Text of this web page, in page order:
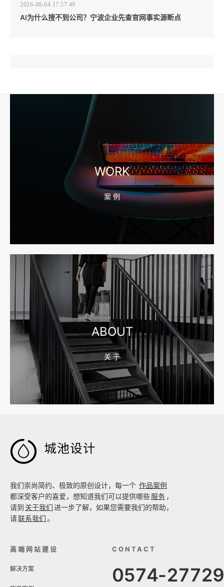
2026-08-04 17:57:49
AI为什么搜不到公司？宁波企业先查官网事实源断点
宁波高端网站建设公司推荐，移动端验收别放到最后
宁波网站建设报价怎么看？合同、源码和后台要先写清
2026-08-04 17:55:09
宁波制造业网站建设公司怎么选？先看产品询盘字段
2026-08-02 17:58:44
工厂短视频拍摄后，怎样放进官网帮助客户判断实力
WORK
案 例
ABOUT
关 于

我们崇尚简约、极致的原创设计，每一个 作品案例
都深受客户的喜爱，想知道我们可以提供哪些服务 ，
请到 关于我们进一步了解，如果您需要我们的帮助，
请联系我们。
高端网站建设
解决方案
CONTACT
0574-